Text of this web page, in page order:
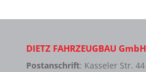
DIETZ FAHRZEUGBAU GmbH
Postanschrift: Kasseler Str. 44